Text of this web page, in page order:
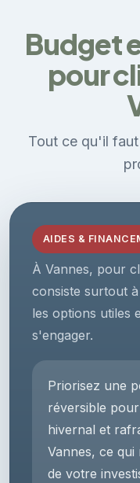
Budget
pour
Tout ce qu'il
AIDES &
À Vannes, pour
consiste surtout
les options utiles
s'engager.
Priorisez une
réversible
hivernal et
Vannes, ce qui
de votre